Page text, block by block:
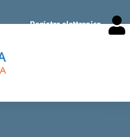
Registro elettronico